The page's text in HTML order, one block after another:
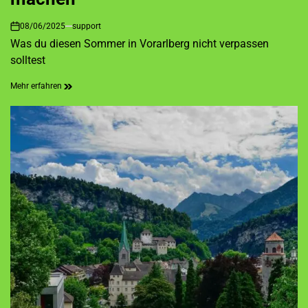
on
08/06/2025 support
Was du diesen Sommer in Vorarlberg nicht verpassen
solltest
Mehr erfahren